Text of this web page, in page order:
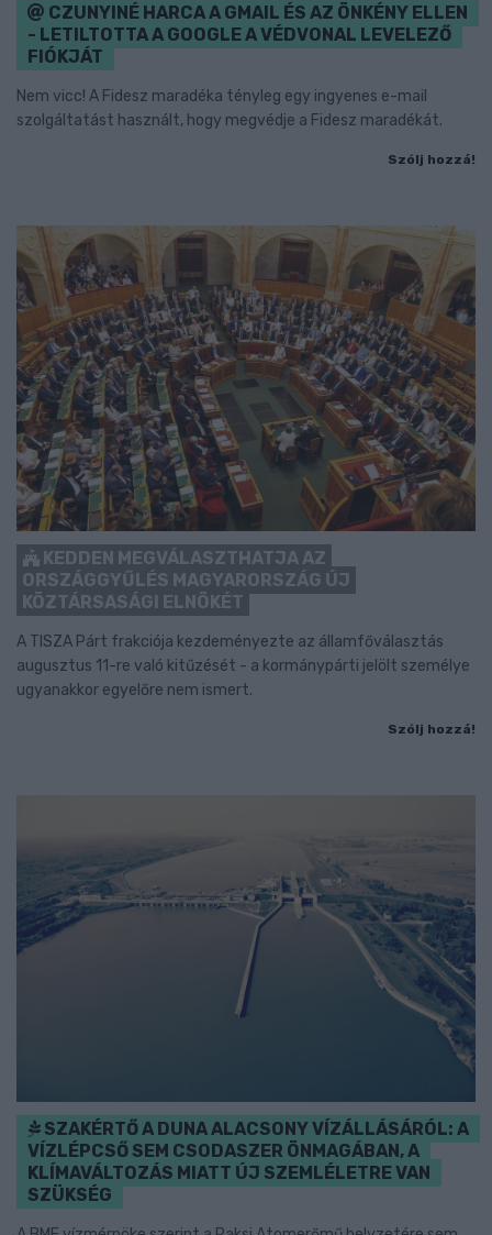
CZUNYINÉ HARCA A GMAIL ÉS AZ ÖNKÉNY ELLEN
- LETILTOTTA A GOOGLE A VÉDVONAL LEVELEZŐ
FIÓKJÁT
Nem vicc! A Fidesz maradéka tényleg egy ingyenes e-mail
szolgáltatást használt, hogy megvédje a Fidesz maradékát.
Szólj hozzá!
KEDDEN MEGVÁLASZTHATJA AZ
ORSZÁGGYŰLÉS MAGYARORSZÁG ÚJ
KÖZTÁRSASÁGI ELNÖKÉT
A TISZA Párt frakciója kezdeményezte az államfőválasztás
augusztus 11-re való kitűzését - a kormánypárti jelölt személye
ugyanakkor egyelőre nem ismert.
Szólj hozzá!
SZAKÉRTŐ A DUNA ALACSONY VÍZÁLLÁSÁRÓL: A
VÍZLÉPCSŐ SEM CSODASZER ÖNMAGÁBAN, A
KLÍMAVÁLTOZÁS MIATT ÚJ SZEMLÉLETRE VAN
SZÜKSÉG